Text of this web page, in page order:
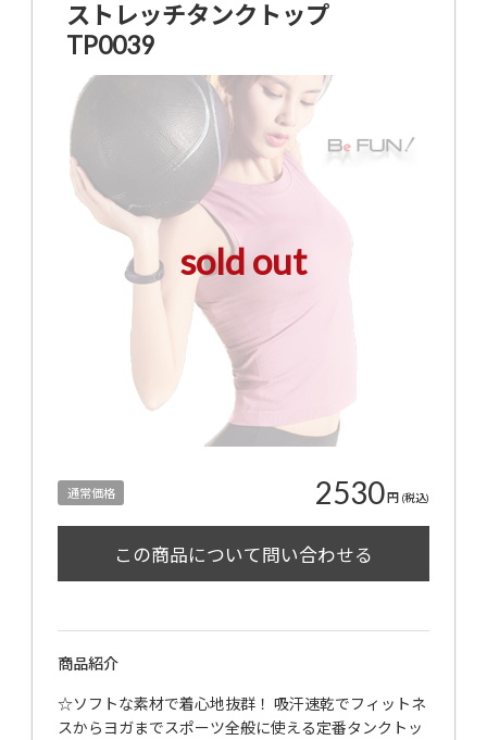
ストレッチタンクトップ
TP0039
sold out
通常価格 2530 円 (税込)
商品紹介
☆ソフトな素材で着心地抜群！ 吸汗速乾でフィットネ
スからヨガまでスポーツ全般に使える定番タンクトッ